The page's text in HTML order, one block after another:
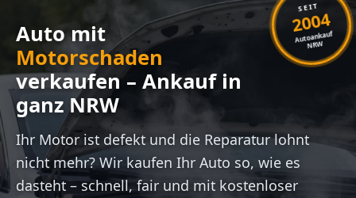
SEIT
2004
Autoankauf
NRW
Auto mit
Motorschaden
verkaufen – Ankauf in
ganz NRW
Ihr Motor ist defekt und die Reparatur lohnt
nicht mehr? Wir kaufen Ihr Auto so, wie es
dasteht – schnell, fair und mit kostenloser